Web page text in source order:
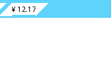
¥ 12.17